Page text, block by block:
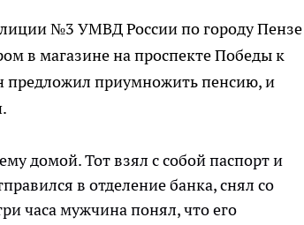
№3 УМВД России по городу Пензе
в магазине на проспекте Победы к
предложил приумножить пенсию, и
домой. Тот взял с собой паспорт и
в отделение банка, снял со
часа мужчина понял, что его